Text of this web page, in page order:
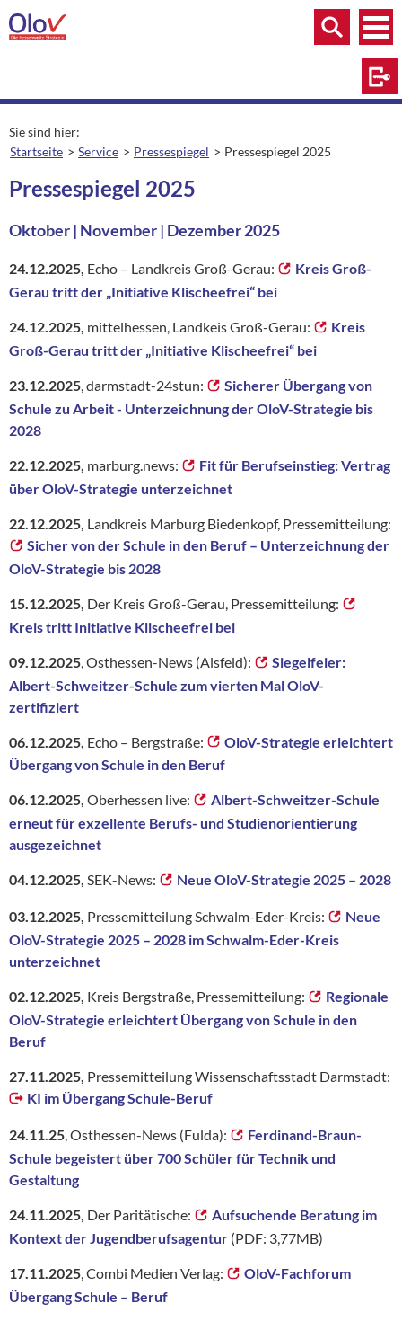
Zum Inhalt springen
Menü
Menü
Suche
Sie sind hier:
Startseite
Service Pressespiegel aktuelle Seite:
Pressespiegel 2025
Pressespiegel 2025
Oktober | November | Dezember 2025
24.12.2025, Echo – Landkreis Groß-Gerau:
Kreis Groß-
Gerau tritt der „Initiative Klischeefrei“ bei
24.12.2025, mittelhessen, Landkeis Groß-Gerau:
Kreis
Groß-Gerau tritt der „Initiative Klischeefrei“ bei
23.12.2025, darmstadt-24stun:
Sicherer Übergang von
Schule zu Arbeit - Unterzeichnung der OloV-Strategie bis
2028
22.12.2025, marburg.news:
Fit für Berufseinstieg: Vertrag
über OloV-Strategie unterzeichnet
22.12.2025, Landkreis Marburg Biedenkopf, Pressemitteilung:
Sicher von der Schule in den Beruf – Unterzeichnung der
OloV-Strategie bis 2028
15.12.2025, Der Kreis Groß-Gerau, Pressemitteilung:
Kreis tritt Initiative Klischeefrei bei
09.12.2025 , Osthessen-News (Alsfeld):
Siegelfeier:
Albert-Schweitzer-Schule zum vierten Mal OloV-
zertifiziert
06.12.2025, Echo – Bergstraße:
OloV-Strategie erleichtert
Übergang von Schule in den Beruf
06.12.2025, Oberhessen live:
Albert-Schweitzer-Schule
erneut für exzellente Berufs- und Studienorientierung
ausgezeichnet
04.12.2025, SEK-News: Neue OloV-Strategie 2025 – 2028
03.12.2025, Pressemitteilung Schwalm-Eder-Kreis:
Neue
OloV-Strategie 2025 – 2028 im Schwalm-Eder-Kreis
unterzeichnet
02.12.2025, Kreis Bergstraße, Pressemitteilung:
Regionale
OloV-Strategie erleichtert Übergang von Schule in den
Beruf
27.11.2025, Pressemitteilung Wissenschaftsstadt Darmstadt:
KI im Übergang Schule-Beruf
24.11.25, Osthessen-News (Fulda):
Ferdinand-Braun-
Schule begeistert über 700 Schüler für Technik und
Gestaltung
24.11.2025, Der Paritätische:
Aufsuchende Beratung im
Kontext der Jugendberufsagentur (PDF: 3,77MB)
17.11.2025 , Combi Medien Verlag:
OloV-Fachforum
Übergang Schule – Beruf